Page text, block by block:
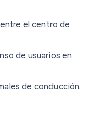
el centro de
de usuarios en
de conducción.